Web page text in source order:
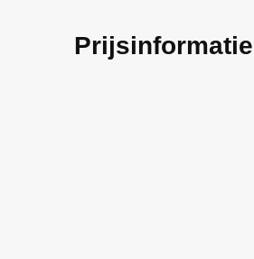
Prijsinformatie